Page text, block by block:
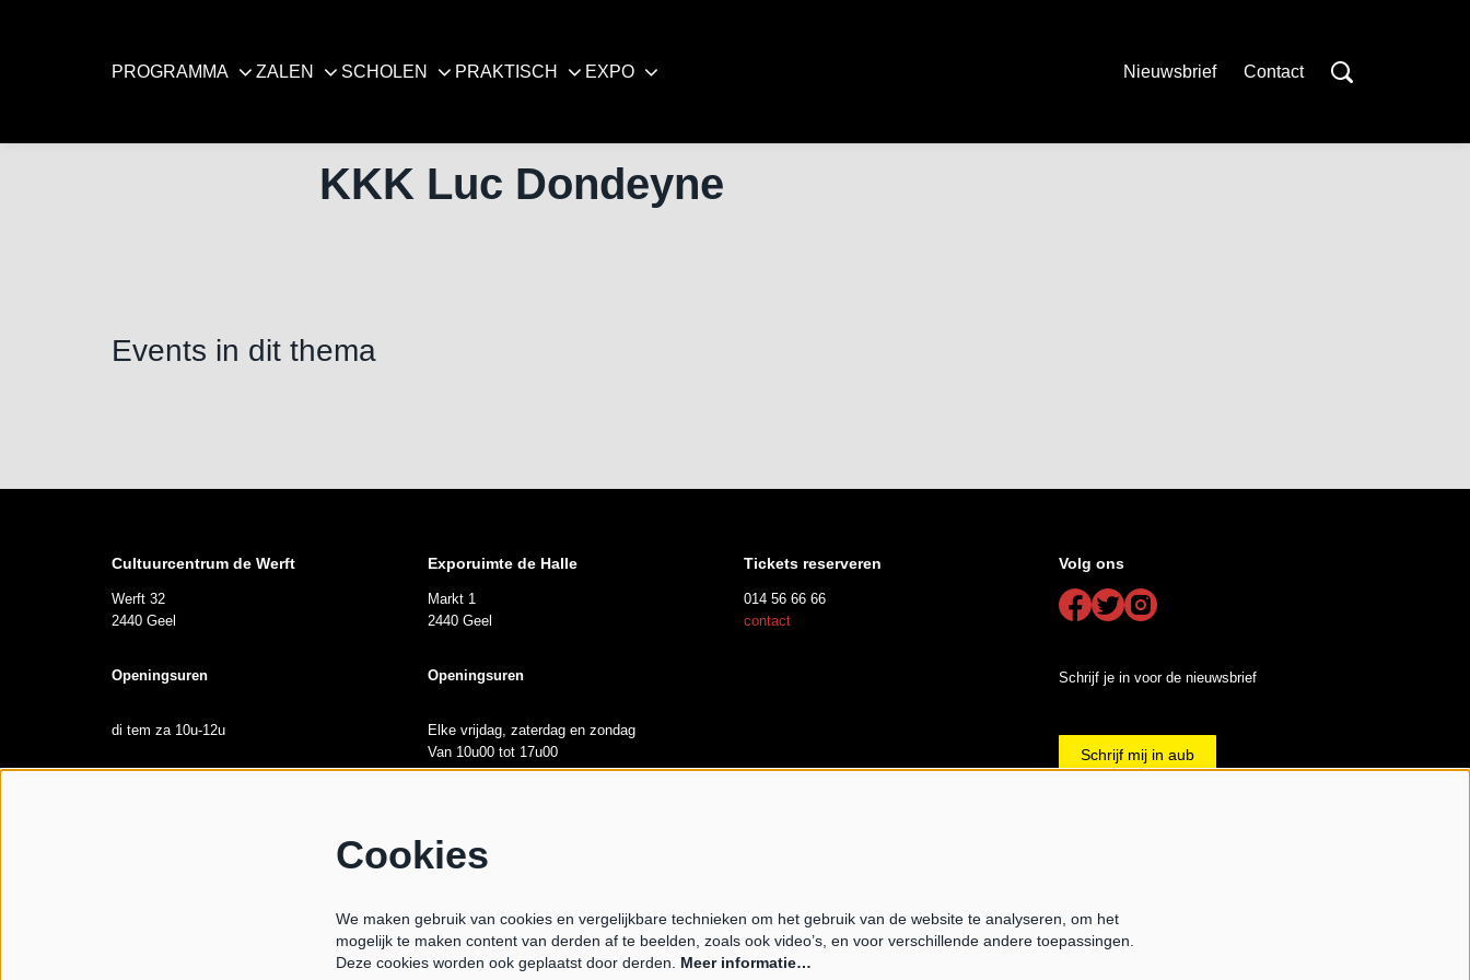
PROGRAMMA ZALEN SCHOLEN PRAKTISCH EXPO Nieuwsbrief Contact
KKK Luc Dondeyne
Events in dit thema
Cultuurcentrum de Werft
Werft 32
2440 Geel
Openingsuren
di tem za 10u-12u
Exporuimte de Halle
Markt 1
2440 Geel
Openingsuren
Elke vrijdag, zaterdag en zondag
Van 10u00 tot 17u00
Tickets reserveren
014 56 66 66
contact
Volg ons
Schrijf je in voor de nieuwsbrief
Schrijf mij in aub
© CC De Werft Powered byCultureSuite
Cookies
We maken gebruik van cookies en vergelijkbare technieken om het gebruik van de website te analyseren, om het
mogelijk te maken content van derden af te beelden, zoals ook video’s, en voor verschillende andere toepassingen.
Deze cookies worden ook geplaatst door derden. Meer informatie…